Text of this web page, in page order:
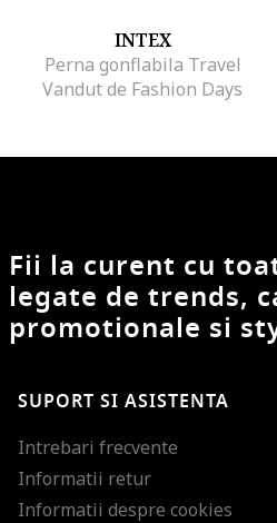
INTEX
Perna gonflabila Travel
Vandut de Fashion Days
Fii la curent cu
legate de trends,
promotionale si
SUPORT SI ASISTENTA
Intrebari frecvente
Informatii retur
Informatii despre cookies